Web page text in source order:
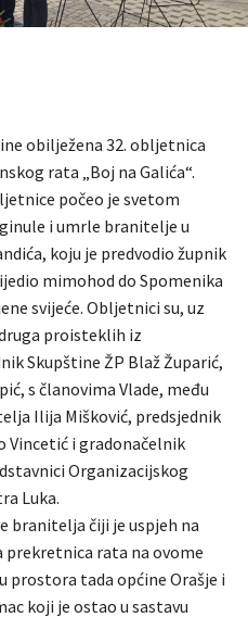
obilježena 32. obljetnica
rata „Boj na Galića“.
počeo je svetom
i umrle branitelje u
koju je predvodio župnik
mimohod do Spomenika
svijeće. Obljetnici su, uz
proisteklih iz
Skupštine ŽP Blaž Župarić,
s članovima Vlade, među
Ilija Mišković, predsjednik
Vincetić i gradonačelnik
Organizacijskog
Luka.
branitelja čiji je uspjeh na
prekretnica rata na ovome
prostora tada općine Orašje i
koji je ostao u sastavu